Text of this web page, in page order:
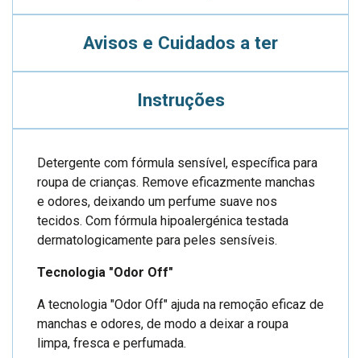
Avisos e Cuidados a ter
Instruções
Detergente com fórmula sensível, específica para
roupa de crianças. Remove eficazmente manchas
e odores, deixando um perfume suave nos
tecidos. Com fórmula hipoalergénica testada
dermatologicamente para peles sensíveis.
Tecnologia "Odor Off"
A tecnologia "Odor Off" ajuda na remoção eficaz de
manchas e odores, de modo a deixar a roupa
limpa, fresca e perfumada.